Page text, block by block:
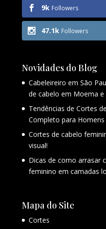
9k Followers
47.1k Followers
Novidades do Blog
Cabeleireiro em São
de cabelo em Moema e
Tendências de Cortes
Completo para
Cortes de cabelo
visual!
Dicas de como arrasar
feminino em camadas
Mapa do Site
Cortes